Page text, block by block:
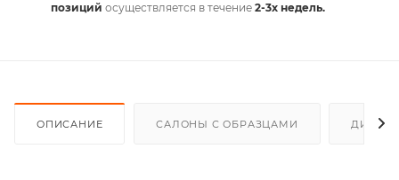
позиций осуществляется в течение 2-3х недель.
ОПИСАНИЕ САЛОНЫ С ОБРАЗЦАМИ